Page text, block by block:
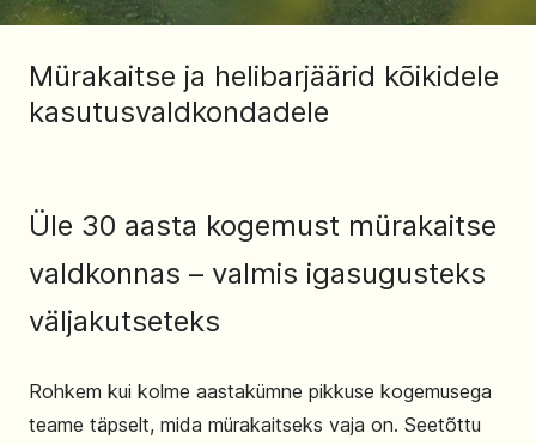
Mürakaitse ja helibarjäärid kõikidele
kasutusvaldkondadele
Üle 30 aasta kogemust mürakaitse
valdkonnas – valmis igasugusteks
väljakutseteks
Rohkem kui kolme aastakümne pikkuse kogemusega
teame täpselt, mida mürakaitseks vaja on. Seetõttu